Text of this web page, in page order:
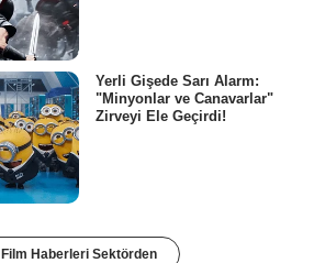
Yerli Gişede Sarı Alarm:
"Minyonlar ve Canavarlar"
Zirveyi Ele Geçirdi!
Film Haberleri Sektörden